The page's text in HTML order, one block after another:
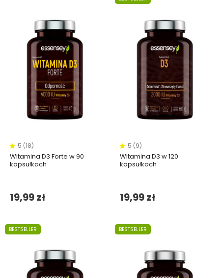
5 (18)
Witamina D3 Forte w 90
kapsułkach
19,99 zł
5 (9)
Witamina D3 w 120
kapsułkach
19,99 zł
BESTSELLER BESTSELLER